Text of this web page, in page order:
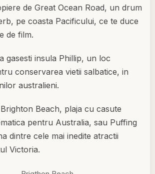
de Great Ocean Road, un drum
pe coasta Pacificului, ce te duce
de film.
gasesti insula Phillip, un loc
conservarea vietii salbatice, in
australieni.
Beach, plaja cu casute
pentru Australia, sau Puffing
dintre cele mai inedite atractii
Victoria.